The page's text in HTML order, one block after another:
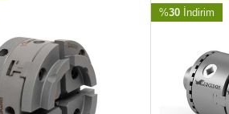
%30 İndirim